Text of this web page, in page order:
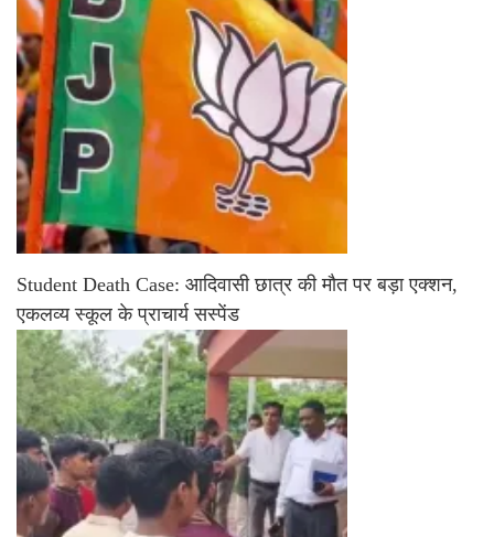
Student Death Case: आदिवासी छात्र की मौत पर बड़ा एक्शन,
एकलव्य स्कूल के प्राचार्य सस्पेंड